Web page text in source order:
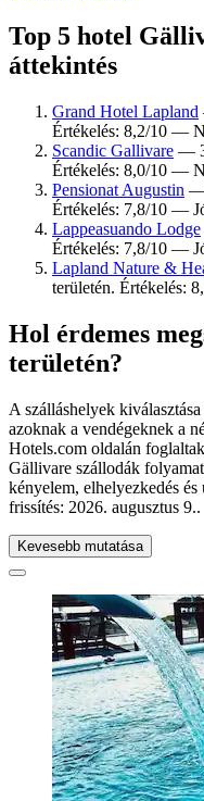
Top 5 hotel
áttekintés
Grand Hotel Lapland
Értékelés: 8,2/10 —
Scandic Gallivare — 3
Értékelés: 8,0/10 —
Pensionat Augustin —
Értékelés: 7,8/10 —
Lappeasuando Lodge
Értékelés: 7,8/10 —
Lapland Nature &
területén. Értékelés:
Hol érdemes
területén?
A szálláshelyek
azoknak a vendégeknek a
Hotels.com oldalán
Gällivare szállodák
kényelem, elhelyezkedés
frissítés: 2026. augusztus 9..
Kevesebb mutatása